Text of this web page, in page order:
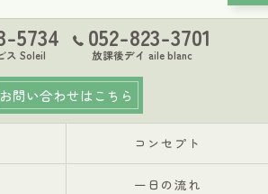
5734
ス Soleil
052-823-3701
放課後デイ aile blanc
お問い合わせはこちら
コンセプト
一日の流れ